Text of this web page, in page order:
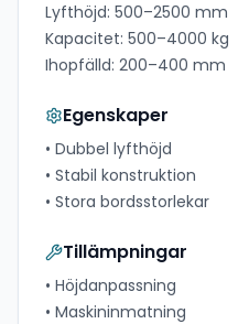
Lyfthöjd: 500–2500 mm
Kapacitet: 500–4000 kg
Ihopfälld: 200–400 mm
Egenskaper
• Dubbel lyfthöjd
• Stabil konstruktion
• Stora bordsstorlekar
Tillämpningar
• Höjdanpassning
• Maskininmatning